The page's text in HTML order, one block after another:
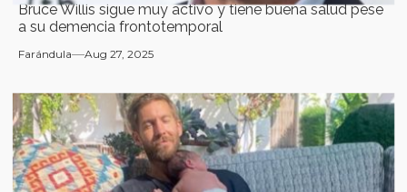
Bruce Willis sigue muy activo y tiene buena salud pese
a su demencia frontotemporal
Farándula Aug 27, 2025